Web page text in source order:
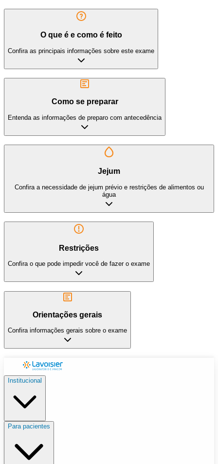
O que é e como é feito
Confira as principais informações sobre este exame
Como se preparar
Entenda as informações de preparo com antecedência
Jejum
Confira a necessidade de jejum prévio e restrições de alimentos ou
água
Restrições
Confira o que pode impedir você de fazer o exame
Orientações gerais
Confira informações gerais sobre o exame
Institucional
Para pacientes